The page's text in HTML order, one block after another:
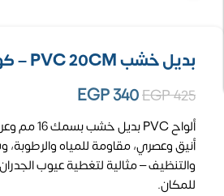
بديل خشب PVC 20CM – كود MDW211
EGP425
EGP340
أنيق وعصري، مقاومة للمياه والرطوبة،
والتنظيف – مثالية لتغطية عيوب
للمكان.